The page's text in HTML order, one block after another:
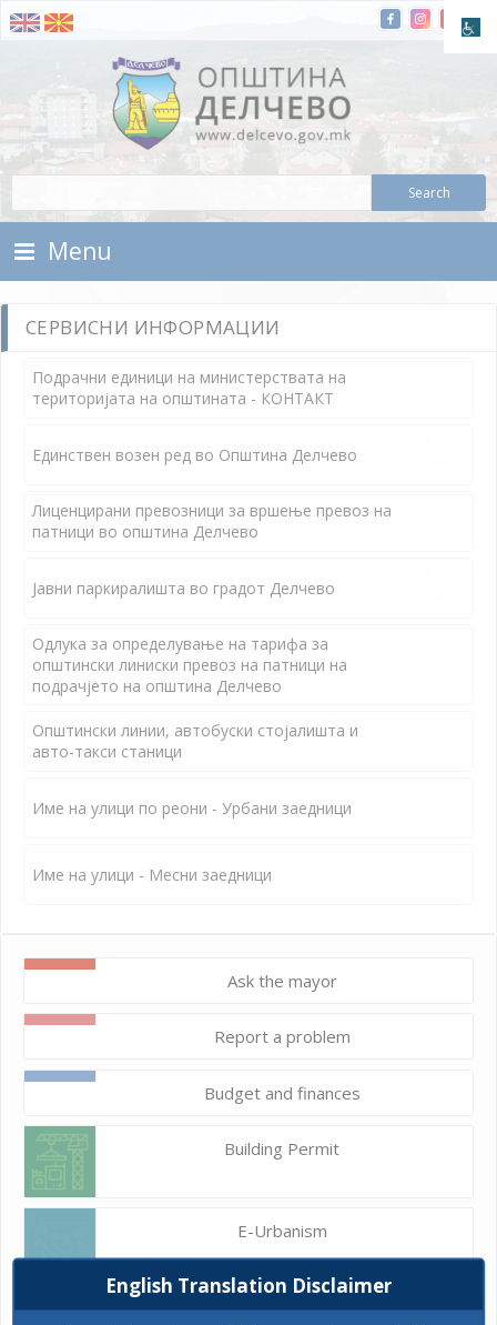
Skip To Content
Municipality of Delchevo
Menu
СЕРВИСНИ ИНФОРМАЦИИ
Подрачни единици на министерствата на
територијата на општината - КОНТАКТ
Единствен возен ред во Општина Делчево
Лиценцирани превозници за вршење превоз на
патници во општина Делчево
Јавни паркиралишта во градот Делчево
Одлука за определување на тарифа за
општински линиски превоз на патници на
подрачјето на општина Делчево
Општински линии, автобуски стојалишта и
авто-такси станици
Име на улици по реони - Урбани заедници
Име на улици - Месни заедници
Ask the mayor
Report a problem
Budget and finances
Building Permit
E-Urbanism
Construction land
English Translation Disclaimer